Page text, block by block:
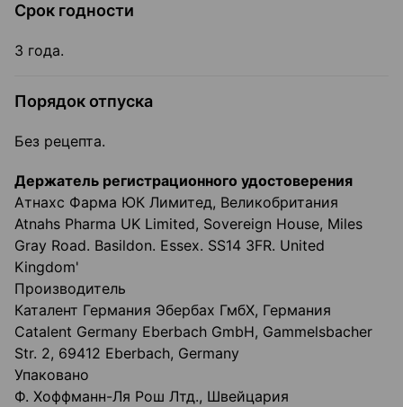
Срок годности
3 года.
Порядок отпуска
Без рецепта.
Держатель регистрационного удостоверения
Атнахс Фарма ЮК Лимитед, Великобритания
Atnahs Pharma UK Limited, Sovereign House, Miles
Gray Road. Basildon. Essex. SS14 3FR. United
Kingdom'
Производитель
Каталент Германия Эбербах ГмбХ, Германия
Catalent Germany Eberbach GmbH, Gammelsbacher
Str. 2, 69412 Eberbach, Germany
Упаковано
Ф. Хоффманн-Ля Рош Лтд., Швейцария